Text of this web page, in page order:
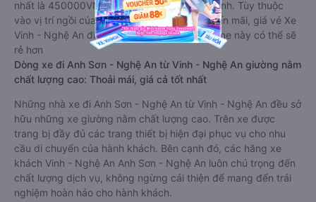
nhất là 450000VND của hãng xe Khanh Quỳnh. Tùy thuộc
vào vị trí ngồi của bạn và chương trình khuyến mãi, giá vé Xe
Vinh - Nghệ An đi Anh Sơn - Nghệ An limousine này có thể sẽ
rẻ hơn
Dòng xe đi Anh Sơn - Nghệ An từ Vinh - Nghệ An giường nằm
chất lượng cao: Thoải mái, giá cả tốt nhất
Những nhà xe đi Anh Sơn - Nghệ An từ Vinh - Nghệ An đều sở
hữu những xe giường nằm chất lượng cao. Trên xe được
trang bị đầy đủ các trang thiết bị hiện đại phục vụ cho nhu
cầu di chuyển của hành khách. Bên cạnh đó, các hãng xe
khách Vinh - Nghệ An Anh Sơn - Nghệ An luôn chú trọng đến
chất lượng dịch vụ, không ngừng cải thiện để mang đến trải
nghiệm hoàn hảo cho hành khách.